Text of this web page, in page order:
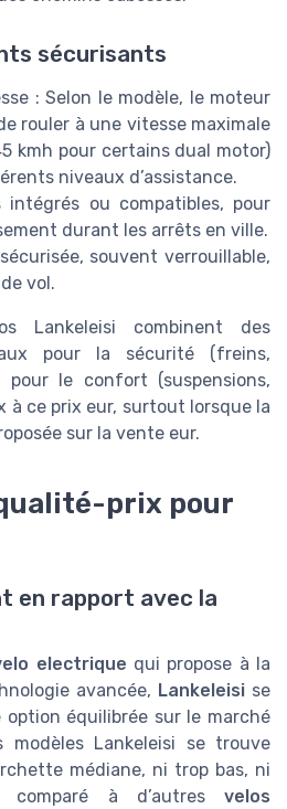
sécurisants
: Selon le modèle, le moteur
rouler à une vitesse maximale
kmh pour certains dual motor)
niveaux d’assistance.
intégrés ou compatibles, pour
durant les arrêts en ville.
souvent verrouillable,
vol.
Lankeleisi combinent des
pour la sécurité (freins,
pour le confort (suspensions,
à ce prix eur, surtout lorsque la
sur la vente eur.
prix pour
en rapport avec la
electrique qui propose à la
avancée, Lankeleisi se
option équilibrée sur le marché
modèles Lankeleisi se trouve
médiane, ni trop bas, ni
comparé à d’autres velos